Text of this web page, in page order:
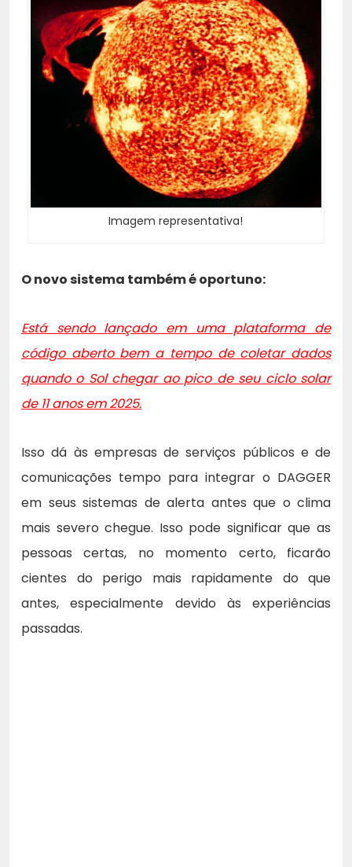
Imagem representativa!
O novo sistema também é oportuno:
Está sendo lançado em uma plataforma de
código aberto bem a tempo de coletar dados
quando o Sol chegar ao pico de seu ciclo solar
de 11 anos em 2025.
Isso dá às empresas de serviços públicos e de
comunicações tempo para integrar o DAGGER
em seus sistemas de alerta antes que o clima
mais severo chegue. Isso pode significar que as
pessoas certas, no momento certo, ficarão
cientes do perigo mais rapidamente do que
antes, especialmente devido às experiências
passadas.